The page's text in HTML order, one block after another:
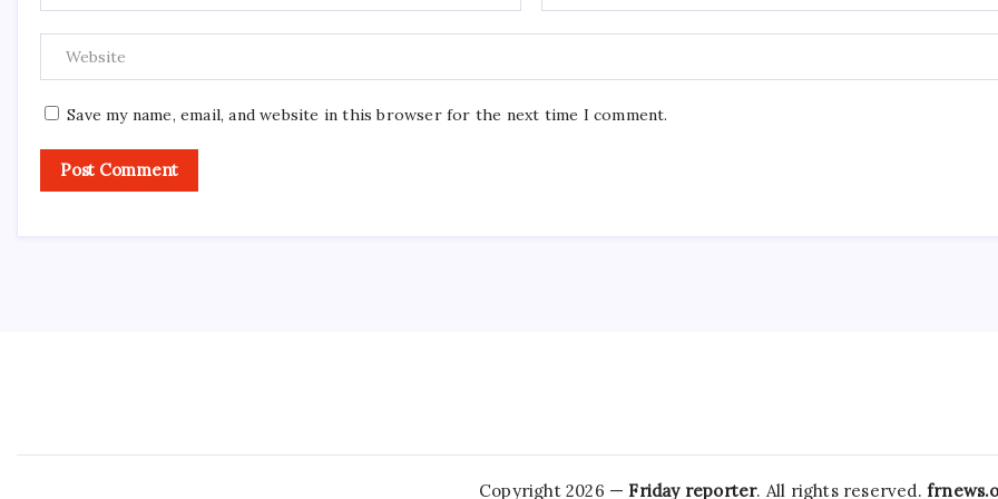
Save my name, email, and website in this browser for the next time I comment.
Copyright 2026 — Friday reporter. All rights reserved.